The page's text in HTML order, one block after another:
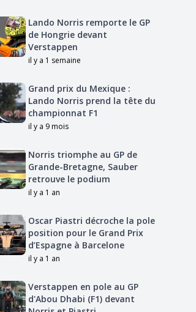
Lando Norris remporte le GP
de Hongrie devant
Verstappen
il y a 1 semaine
Grand prix du Mexique :
Lando Norris prend la tête du
championnat F1
il y a 9 mois
Norris triomphe au GP de
Grande-Bretagne, Sauber
retrouve le podium
il y a 1 an
Oscar Piastri décroche la pole
position pour le Grand Prix
d’Espagne à Barcelone
il y a 1 an
Verstappen en pole au GP
d'Abou Dhabi (F1) devant